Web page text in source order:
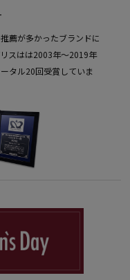
薦が多かったブランドに
スはは2003年〜2019年
タル20回受賞していま